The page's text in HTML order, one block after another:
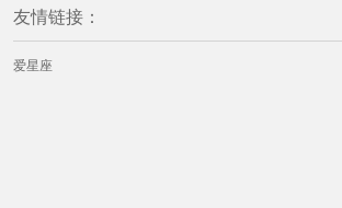
友情链接：
爱星座